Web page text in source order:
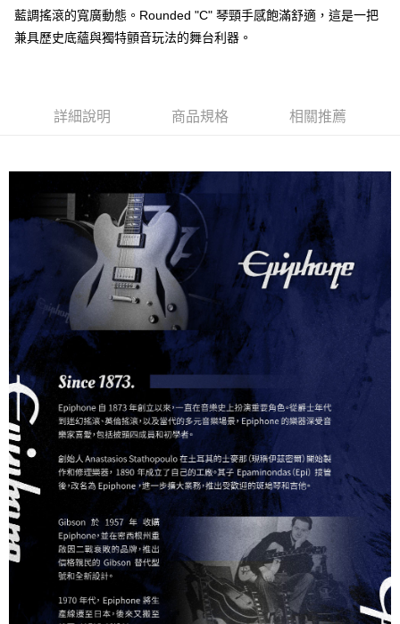
任。
４．使用「AFTEE先享後付」時，將依據個別帳號之用戶狀況，依本公司即
藍調搖滾的寬廣動態。Rounded "C" 琴頸手感飽滿舒適，這是一把
兼具歷史底蘊與獨特顫音玩法的舞台利器。
詳細說明 商品規格 相關推薦